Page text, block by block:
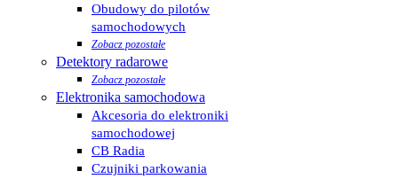
Obudowy do pilotów
samochodowych
Zobacz pozostałe
Detektory radarowe
Zobacz pozostałe
Elektronika samochodowa
Akcesoria do elektroniki
samochodowej
CB Radia
Czujniki parkowania